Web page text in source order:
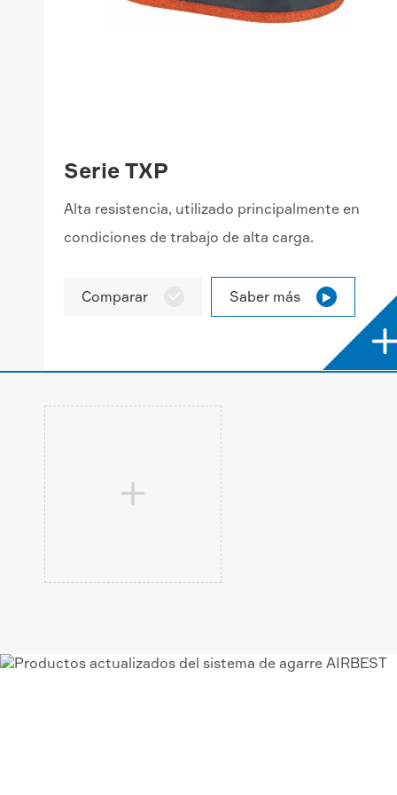
Serie TXP
Alta resistencia, utilizado principalmente en
condiciones de trabajo de alta carga.
Comparar  Saber más 
